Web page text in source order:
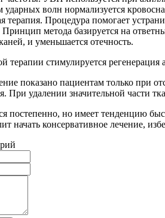
волн нормализуется
терапия. Процедура помогает
метода базируется на
и уменьшается отечность.
терапии стимулируется
показано пациентам только при
При удалении значительной части
постепенно, но имеет тенденцию
начать консервативное лечение,